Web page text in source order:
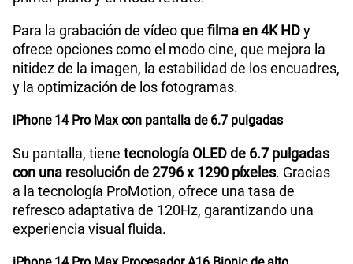
Para la grabación de vídeo que filma en 4K HDy
ofrece opciones como el modo cine, que mejora la
nitidez de la imagen, la estabilidad de los encuadres,
y la optimización de los fotogramas.
iPhone 14 Pro Max con pantalla de 6.7 pulgadas
Su pantalla, tiene tecnología OLED de 6.7 pulgadas
con una resolución de 2796 x 1290 píxeles. Gracias
a la tecnología ProMotion, ofrece una tasa de
refresco adaptativa de 120Hz, garantizando una
experiencia visual fluida.